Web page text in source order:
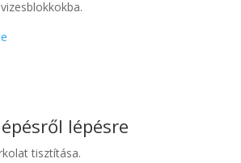
lépésre
tisztítása.